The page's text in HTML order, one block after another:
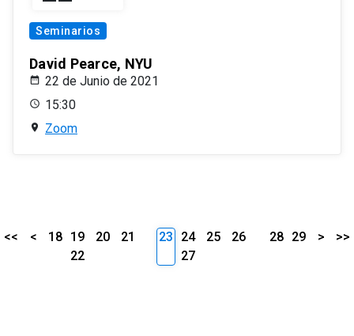
Seminarios
David Pearce, NYU
22 de Junio de 2021
15:30
Zoom
<< < 18 19 20
21
22
23 24 25
26
27
28 29 > >>